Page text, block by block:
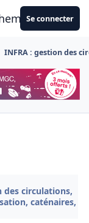
Se connecter
INFRA : gestion des
des circulations,
caténaires,